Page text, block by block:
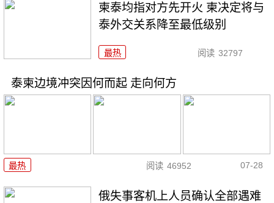
柬泰均指对方先开火 柬决定将与
泰外交关系降至最低级别
最热 阅读 32797
泰柬边境冲突因何而起 走向何方
最热 阅读 46952 07-28
俄失事客机上人员确认全部遇难